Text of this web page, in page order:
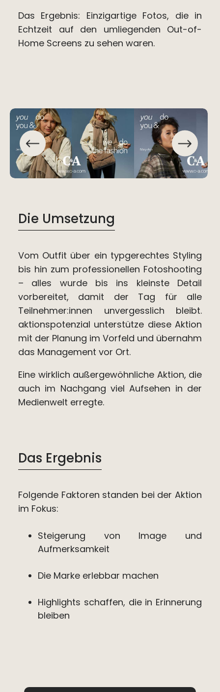
Das Ergebnis: Einzigartige Fotos, die in
Echtzeit auf den umliegenden Out-of-
Home Screens zu sehen waren.
Die Umsetzung
Vom Outfit über ein typgerechtes Styling
bis hin zum professionellen Fotoshooting
– alles wurde bis ins kleinste Detail
vorbereitet, damit der Tag für alle
Teilnehmer:innen unvergesslich bleibt.
aktionspotenzial unterstütze diese Aktion
mit der Planung im Vorfeld und übernahm
das Management vor Ort.
Eine wirklich außergewöhnliche Aktion, die
auch im Nachgang viel Aufsehen in der
Medienwelt erregte.
Das Ergebnis
Folgende Faktoren standen bei der Aktion
im Fokus:
Steigerung von Image und
Aufmerksamkeit
Die Marke erlebbar machen
Highlights schaffen, die in Erinnerung
bleiben